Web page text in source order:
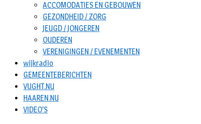
ACCOMODATIES EN GEBOUWEN
GEZONDHEID / ZORG
JEUGD / JONGEREN
OUDEREN
VERENIGINGEN / EVENEMENTEN
wijkradio
GEMEENTEBERICHTEN
VUGHT.NU
HAAREN.NU
VIDEO’S